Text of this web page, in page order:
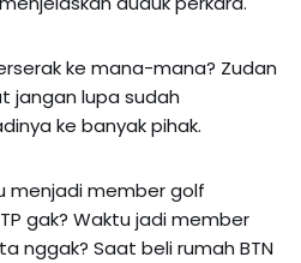
ke mana-mana? Zudan
jangan lupa sudah
ke banyak pihak.
menjadi member golf
gak? Waktu jadi member
nggak? Saat beli rumah BTN